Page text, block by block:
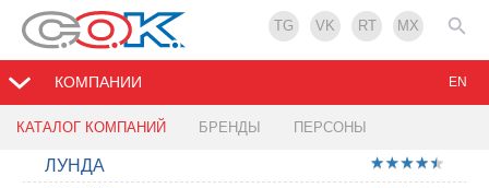
TG VK RT MX
КОМПАНИИ
КАТАЛОГ КОМПАНИЙ БРЕНДЫ ПЕРСОНЫ
EN
ЛУНДА